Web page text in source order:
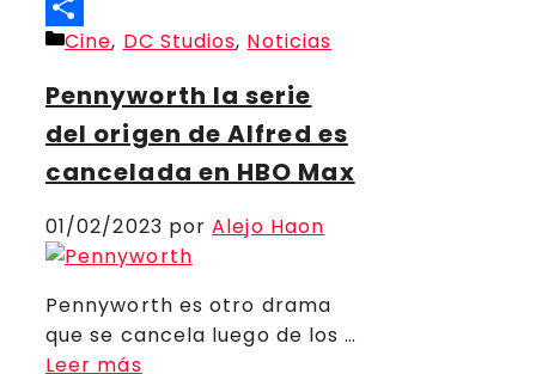
Threads
Compartir
Categorías
Cine, DC Studios, Noticias
Pennyworth la serie
del origen de Alfred es
cancelada en HBO Max
01/02/2023 porAlejo Haon
Pennyworth es otro drama
que se cancela luego de los …
Leer más